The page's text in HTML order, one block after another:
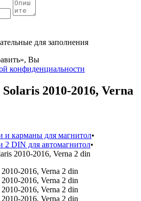
для заполнения
Вы
конфиденциальности
2010-2016, Verna
и карманы для магнитол•
2 DIN для автомагнитол•
2010-2016, Verna 2 din